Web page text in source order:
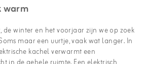
warm
winter en het voorjaar zijn we op zoek
maar een uurtje, vaak wat langer. In
kachel verwarmt een